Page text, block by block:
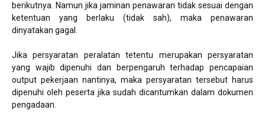
berikutnya. Namun jika jaminan penawaran tidak sesuai dengan
ketentuan yang berlaku (tidak sah), maka penawaran
dinyatakan gagal.
Jika persyaratan peralatan tetentu merupakan persyaratan
yang wajib dipenuhi dan berpengaruh terhadap pencapaian
output pekerjaan nantinya, maka persyaratan tersebut harus
dipenuhi oleh peserta jika sudah dicantumkan dalam dokumen
pengadaan.